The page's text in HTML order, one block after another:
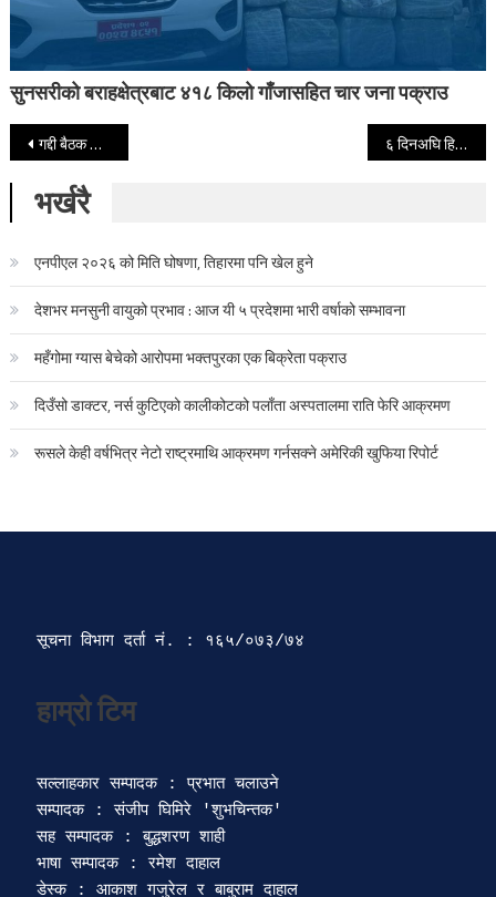
सुनसरीको बराहक्षेत्रबाट ४१८ किलो गाँजासहित चार जना पक्राउ
Post navigation
गद्दी बैठक अब सर्वसाधारणका लागि खुला गरिने ६ दिनअघि हिमपहिरामा पुरिएका छन्त्याल अझै भेटिएनन्
भर्खरै
एनपीएल २०२६ को मिति घोषणा, तिहारमा पनि खेल हुने
देशभर मनसुनी वायुको प्रभाव : आज यी ५ प्रदेशमा भारी वर्षाको सम्भावना
महँगोमा ग्यास बेचेको आरोपमा भक्तपुरका एक बिक्रेता पक्राउ
दिउँसो डाक्टर, नर्स कुटिएको कालीकोटको पलाँता अस्पतालमा राति फेरि आक्रमण
रूसले केही वर्षभित्र नेटो राष्ट्रमाथि आक्रमण गर्नसक्ने अमेरिकी खुफिया रिपोर्ट
सूचना विभाग दर्ता‍ नं. : १६५/०७३/७४
हाम्रो टिम
सल्लाहकार सम्पादक : प्रभात चलाउने
सम्पादक : संजीप घिमिरे 'शुभचिन्तक'
सह सम्पादक : बुद्धशरण शाही
भाषा सम्पादक : रमेश दाहाल
डेस्क : आकाश गजुरेल र बाबुराम दाहाल